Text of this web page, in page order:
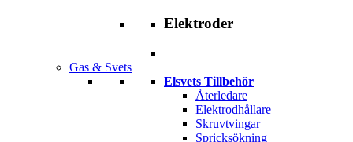
Elektroder
Gas & Svets
Elsvets Tillbehör
Återledare
Elektrodhållare
Skruvtvingar
Spricksökning